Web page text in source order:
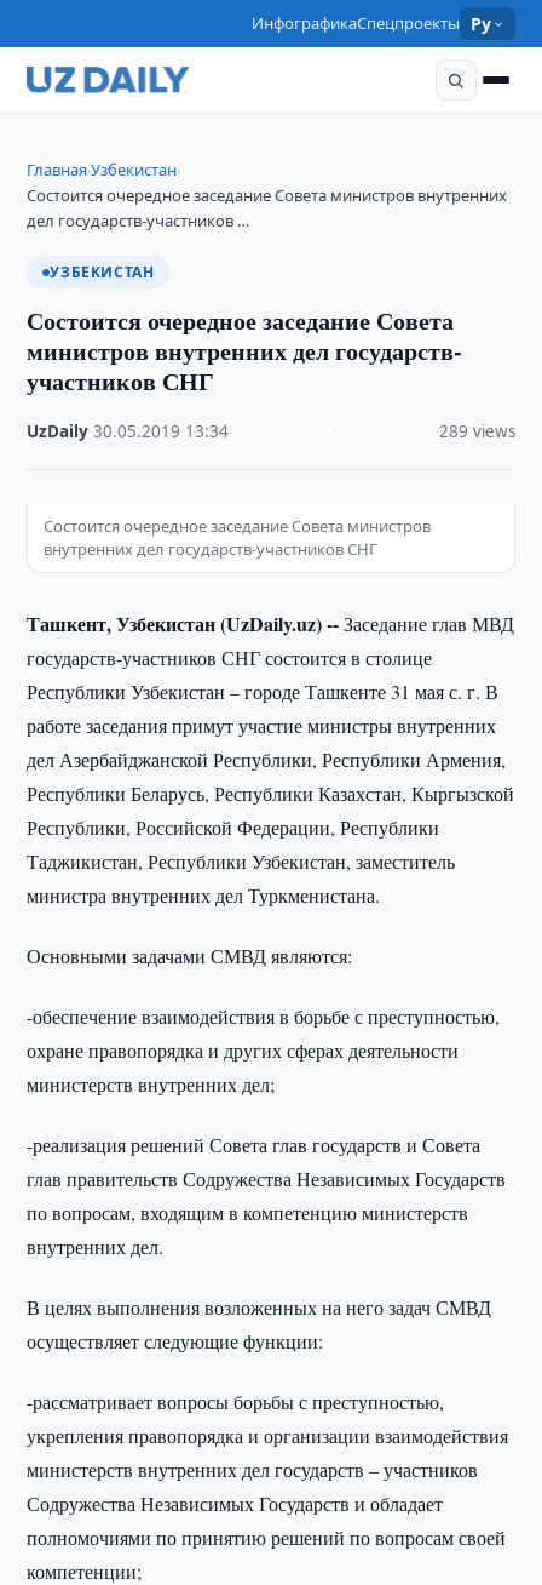
ИнфографикаСпецпроекты Ру
Главная›Узбекистан›
Состоится очередное заседание Совета министров внутренних
дел государств-участников …
УЗБЕКИСТАН
Состоится очередное заседание Совета
министров внутренних дел государств-
участников СНГ
UzDaily ·30.05.2019 13:34 289 views
Состоится очередное заседание Совета министров
внутренних дел государств-участников СНГ
Ташкент, Узбекистан (UzDaily.uz) --Заседание глав МВД
государств-участников СНГ состоится в столице
Республики Узбекистан – городе Ташкенте 31 мая с. г. В
работе заседания примут участие министры внутренних
дел Азербайджанской Республики, Республики Армения,
Республики Беларусь, Республики Казахстан, Кыргызской
Республики, Российской Федерации, Республики
Таджикистан, Республики Узбекистан, заместитель
министра внутренних дел Туркменистана.
Основными задачами СМВД являются:
-обеспечение взаимодействия в борьбе с преступностью,
охране правопорядка и других сферах деятельности
министерств внутренних дел;
-реализация решений Совета глав государств и Совета
глав правительств Содружества Независимых Государств
по вопросам, входящим в компетенцию министерств
внутренних дел.
В целях выполнения возложенных на него задач СМВД
осуществляет следующие функции:
-рассматривает вопросы борьбы с преступностью,
укрепления правопорядка и организации взаимодействия
министерств внутренних дел государств – участников
Содружества Независимых Государств и обладает
полномочиями по принятию решений по вопросам своей
компетенции;